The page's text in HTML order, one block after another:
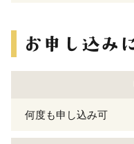
何度も申し込み可